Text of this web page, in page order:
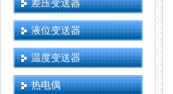
差压变送器
液位变送器
温度变送器
热电偶